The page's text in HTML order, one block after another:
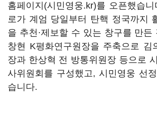
홈페이지(시민영웅.kr)를 오픈했습
로가 계엄 당일부터 탄핵 정국까지
을 추천·제보할 수 있는 창구를 만든
창현 K평화연구원장을 주축으로
장과 한상혁 전 방통위원장 등으로
사위원회를 구성했고, 시민영웅 선
습니다.